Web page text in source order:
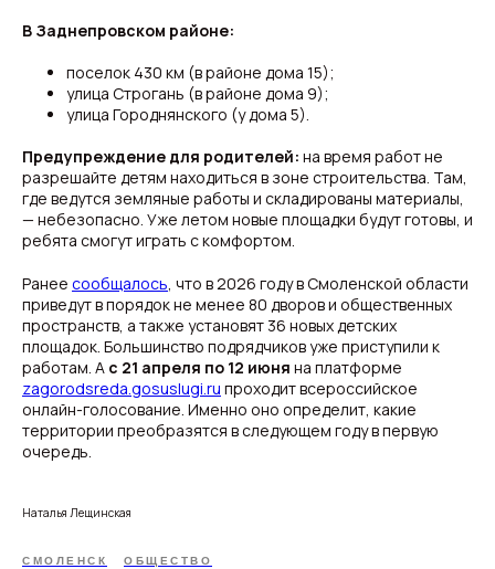
В Заднепровском районе:
поселок 430 км (в районе дома 15);
улица Строгань (в районе дома 9);
улица Городнянского (у дома 5).
Предупреждение для родителей: на время работ не
разрешайте детям находиться в зоне строительства. Там,
где ведутся земляные работы и складированы материалы,
— небезопасно. Уже летом новые площадки будут готовы, и
ребята смогут играть с комфортом.
Ранее сообщалось, что в 2026 году в Смоленской области
приведут в порядок не менее 80 дворов и общественных
пространств, а также установят 36 новых детских
площадок. Большинство подрядчиков уже приступили к
работам. А с 21 апреля по 12 июня на платформе
zagorodsreda.gosuslugi.ru проходит всероссийское
онлайн-голосование. Именно оно определит, какие
территории преобразятся в следующем году в первую
очередь.
Наталья Лещинская
СМОЛЕНСК ОБЩЕСТВО